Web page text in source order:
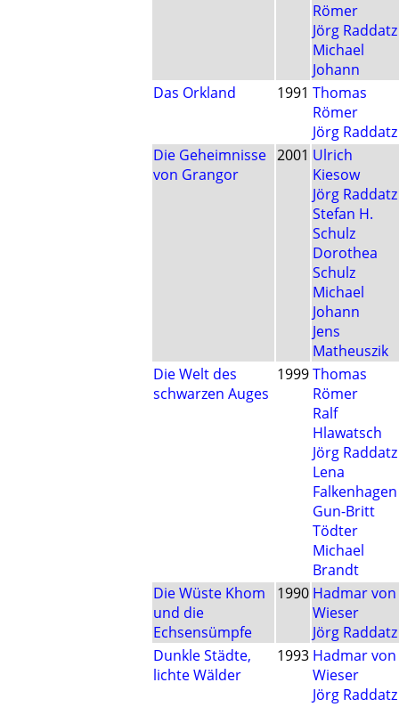
Römer
Jörg Raddatz
Michael
Johann
Das Orkland
1991 Thomas
Römer
Jörg Raddatz
Die Geheimnisse
von Grangor
2001 Ulrich
Kiesow
Jörg Raddatz
Stefan H.
Schulz
Dorothea
Schulz
Michael
Johann
Jens
Matheuszik
Die Welt des
schwarzen Auges
1999Thomas
Römer
Ralf
Hlawatsch
Jörg Raddatz
Lena
Falkenhagen
Gun-Britt
Tödter
Michael
Brandt
Die Wüste Khom
und die
Echsensümpfe
1990 Hadmar von
Wieser
Jörg Raddatz
Dunkle Städte,
lichte Wälder
1993 Hadmar von
Wieser
Jörg Raddatz